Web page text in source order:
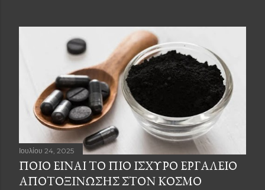
Ιουλίου 24, 2025
ΠΟΙΟ ΕΙΝΑΙ ΤΟ ΠΙΟ ΙΣΧΥΡΟ ΕΡΓΑΛΕΙΟ
ΑΠΟΤΟΞΙΝΩΣΗΣ ΣΤΟΝ ΚΟΣΜΟ